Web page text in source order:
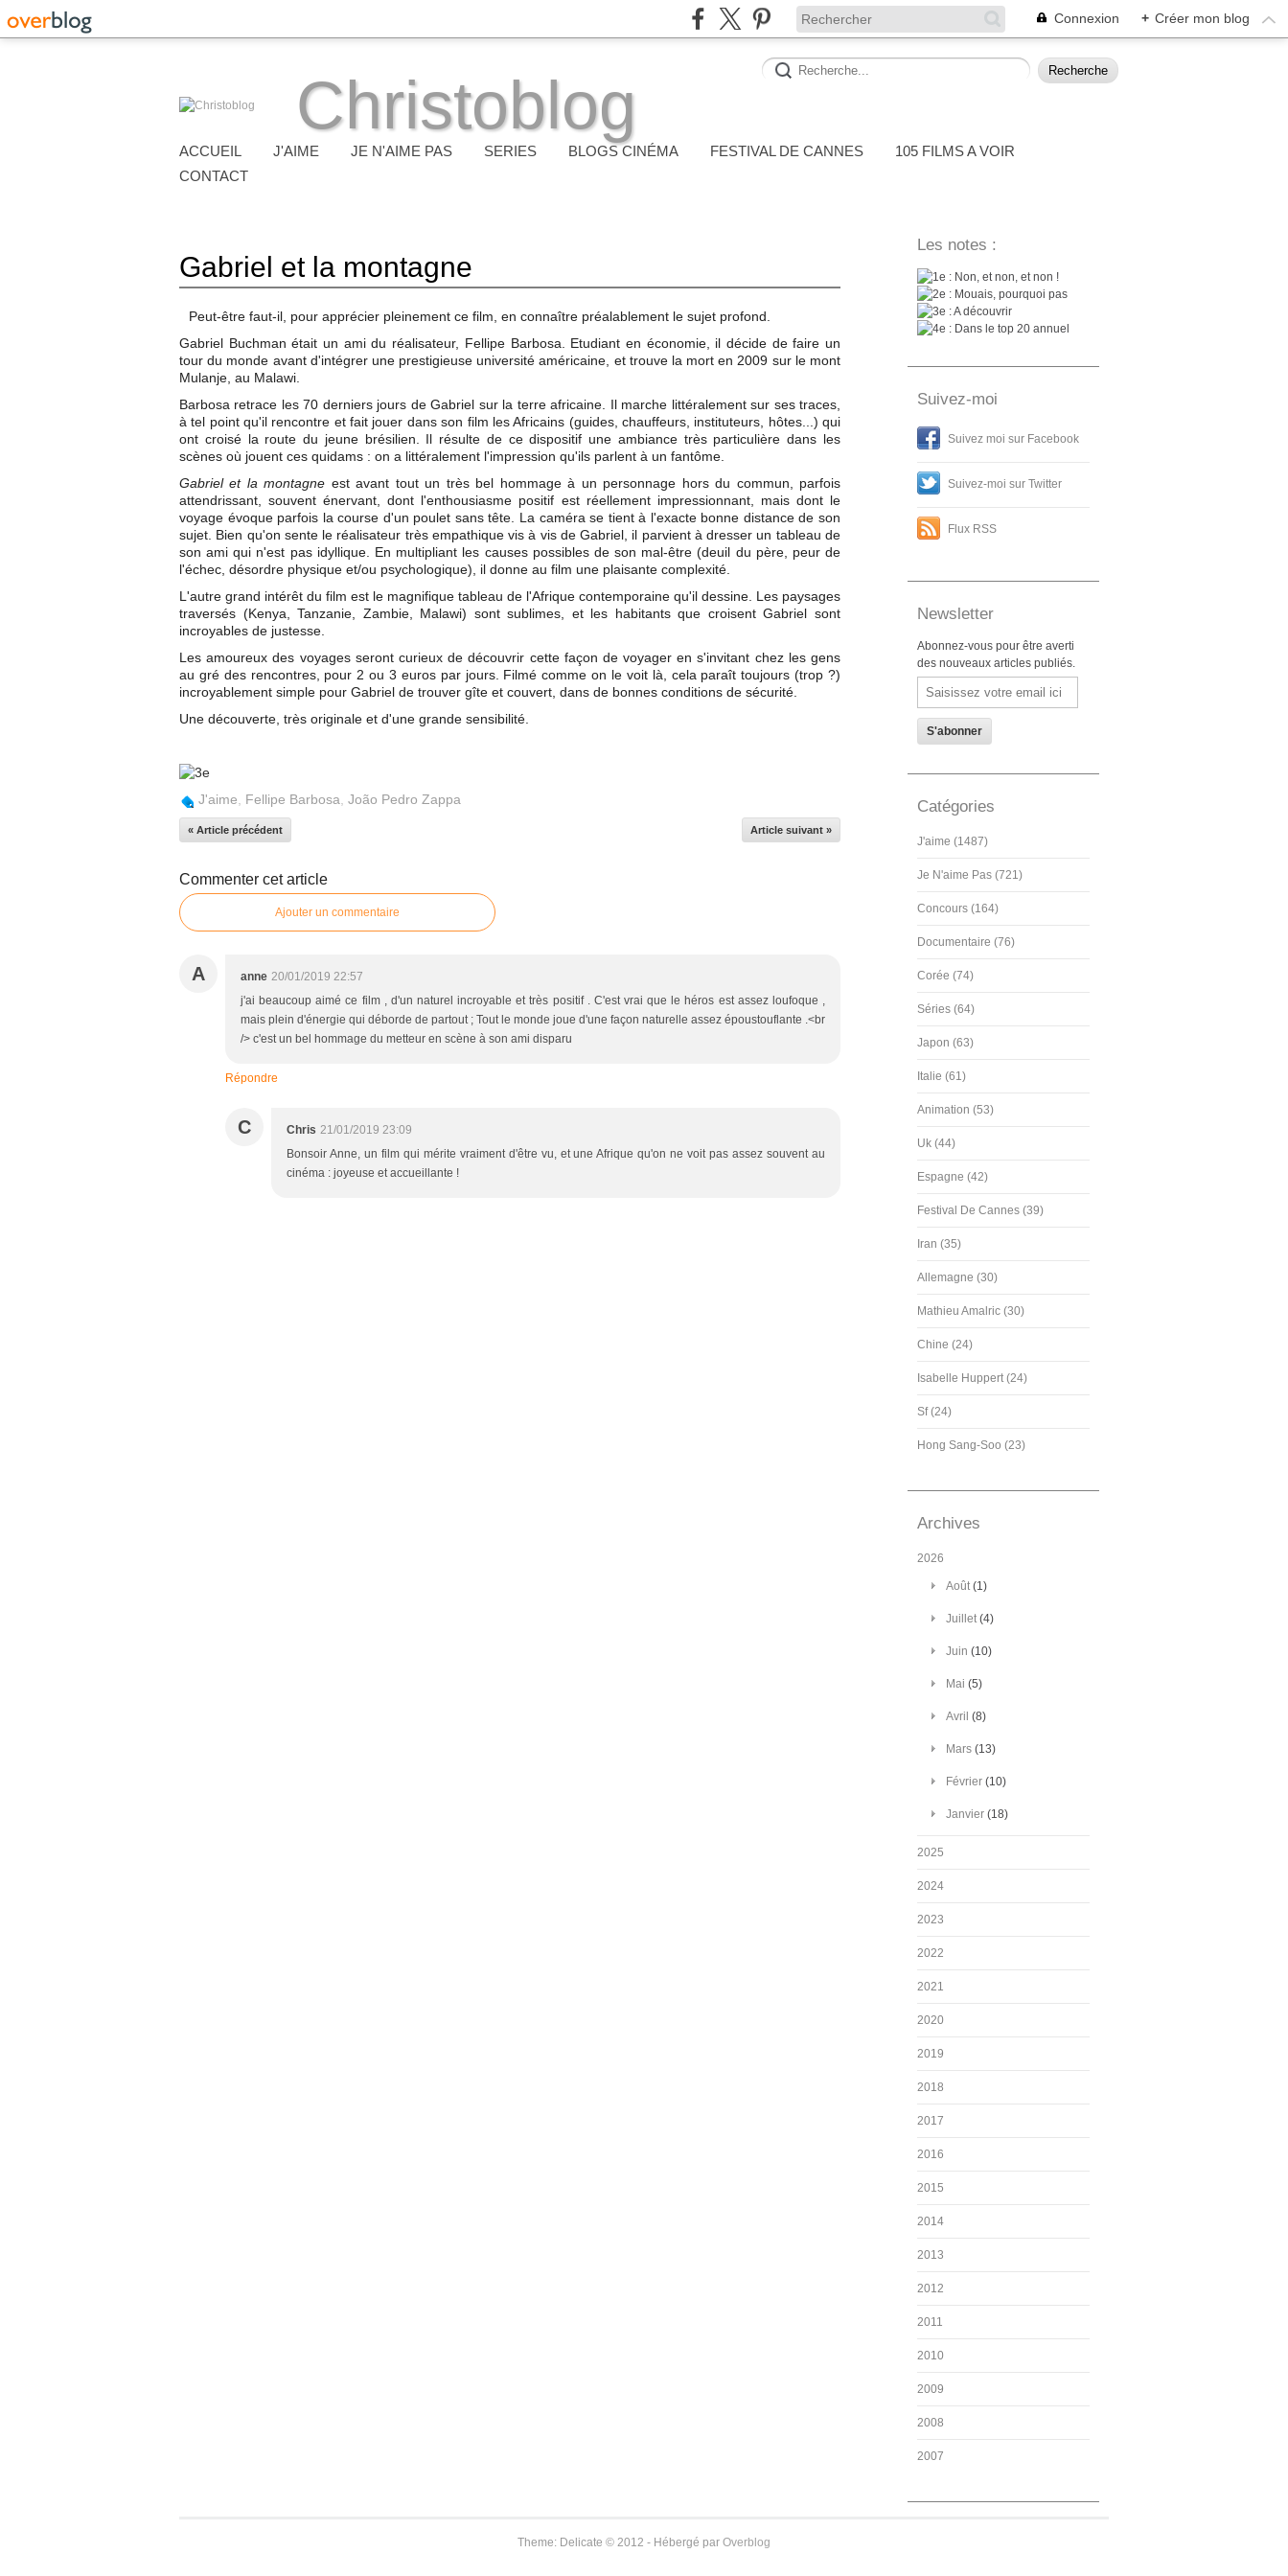
Connexion + Créer mon blog
Christoblog
ACCUEIL J'AIME JE N'AIME PAS SERIES BLOGS CINÉMA FESTIVAL DE CANNES
105 FILMS A VOIR
CONTACT
Gabriel et la montagne
Peut-être faut-il, pour apprécier pleinement ce film, en connaître préalablement le sujet profond.
Gabriel Buchman était un ami du réalisateur, Fellipe Barbosa. Etudiant en économie, il décide de faire un
tour du monde avant d'intégrer une prestigieuse université américaine, et trouve la mort en 2009 sur le mont
Mulanje, au Malawi.
Barbosa retrace les 70 derniers jours de Gabriel sur la terre africaine. Il marche littéralement sur ses traces,
à tel point qu'il rencontre et fait jouer dans son film les Africains (guides, chauffeurs, instituteurs, hôtes...) qui
ont croisé la route du jeune brésilien. Il résulte de ce dispositif une ambiance très particulière dans les
scènes où jouent ces quidams : on a littéralement l'impression qu'ils parlent à un fantôme.
Gabriel et la montagne est avant tout un très bel hommage à un personnage hors du commun, parfois
attendrissant, souvent énervant, dont l'enthousiasme positif est réellement impressionnant, mais dont le
voyage évoque parfois la course d'un poulet sans tête. La caméra se tient à l'exacte bonne distance de son
sujet. Bien qu'on sente le réalisateur très empathique vis à vis de Gabriel, il parvient à dresser un tableau de
son ami qui n'est pas idyllique. En multipliant les causes possibles de son mal-être (deuil du père, peur de
l'échec, désordre physique et/ou psychologique), il donne au film une plaisante complexité.
L'autre grand intérêt du film est le magnifique tableau de l'Afrique contemporaine qu'il dessine. Les paysages
traversés (Kenya, Tanzanie, Zambie, Malawi) sont sublimes, et les habitants que croisent Gabriel sont
incroyables de justesse.
Les amoureux des voyages seront curieux de découvrir cette façon de voyager en s'invitant chez les gens
au gré des rencontres, pour 2 ou 3 euros par jours. Filmé comme on le voit là, cela paraît toujours (trop ?)
incroyablement simple pour Gabriel de trouver gîte et couvert, dans de bonnes conditions de sécurité.
Une découverte, très originale et d'une grande sensibilité.
J'aime Fellipe Barbosa João Pedro Zappa
« Article précédent Article suivant »
Commenter cet article
Ajouter un commentaire
A anne 20/01/2019 22:57
j'ai beaucoup aimé ce film , d'un naturel incroyable et très positif . C'est vrai que le héros est assez loufoque ,
mais plein d'énergie qui déborde de partout ; Tout le monde joue d'une façon naturelle assez époustouflante .<br
/> c'est un bel hommage du metteur en scène à son ami disparu
Répondre
C Chris 21/01/2019 23:09
Bonsoir Anne, un film qui mérite vraiment d'être vu, et une Afrique qu'on ne voit pas assez souvent au
cinéma : joyeuse et accueillante !
Les notes :
: Non, et non, et non !
: Mouais, pourquoi pas
: A découvrir
: Dans le top 20 annuel
Suivez-moi
Suivez moi sur Facebook
Suivez-moi sur Twitter
Flux RSS
Newsletter
Abonnez-vous pour être averti
des nouveaux articles publiés.
Email
Catégories
J'aime (1487)
Je N'aime Pas (721)
Concours (164)
Documentaire (76)
Corée (74)
Séries (64)
Japon (63)
Italie (61)
Animation (53)
Uk (44)
Espagne (42)
Festival De Cannes (39)
Iran (35)
Allemagne (30)
Mathieu Amalric (30)
Chine (24)
Isabelle Huppert (24)
Sf (24)
Hong Sang-Soo (23)
Archives
2026
Août(1)
Juillet(4)
Juin (10)
Mai (5)
Avril (8)
Mars (13)
Février (10)
Janvier (18)
2025
2024
2023
2022
2021
2020
2019
2018
2017
2016
2015
2014
2013
2012
2011
2010
2009
2008
2007
Theme: Delicate © 2012 - Hébergé par Overblog